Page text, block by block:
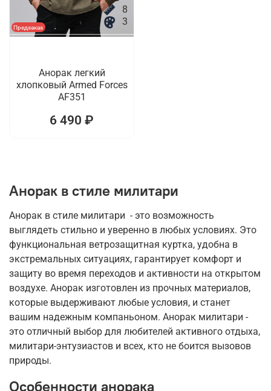
Предзаказ
8
3
Анорак легкий
хлопковый Armed Forces
AF351
6 490 ₽
Анорак в стиле милитари
Анорак в стиле милитари - это возможность
выглядеть стильно и уверенно в любых условиях. Это
функциональная ветрозащитная куртка, удобна в
экстремальных ситуациях, гарантирует комфорт и
защиту во время переходов и активности на открытом
воздухе. Анорак изготовлен из прочных материалов,
которые выдерживают любые условия, и станет
вашим надежным компаньоном. Анорак милитари -
это отличный выбор для любителей активного отдыха,
милитари-энтузиастов и всех, кто не боится вызовов
природы.
Особенности анорака